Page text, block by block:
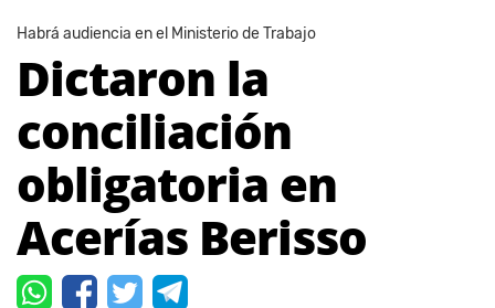
Habrá audiencia en el Ministerio de Trabajo
Dictaron la
conciliación
obligatoria en
Acerías Berisso